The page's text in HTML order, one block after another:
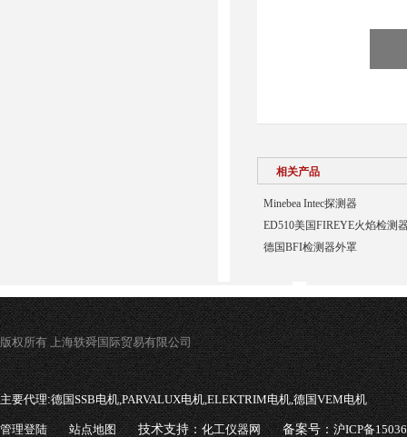
相关产品
Minebea Intec探测器
ED510美国FIREYE火焰检测
德国BFI检测器外罩
版权所有 上海轶舜国际贸易有限公司
主要代理:德国SSB电机,PARVALUX电机,ELEKTRIM电机,德国VEM电机
管理登陆 站点地图 技术支持：化工仪器网 备案号：沪ICP备